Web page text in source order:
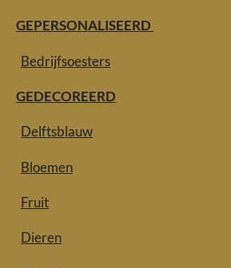
GEPERSONALISEERD
Bedrijfsoesters
GEDECOREERD
Delftsblauw
Bloemen
Fruit
Dieren